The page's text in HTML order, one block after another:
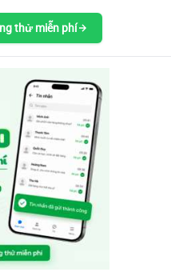
thử miễn phí